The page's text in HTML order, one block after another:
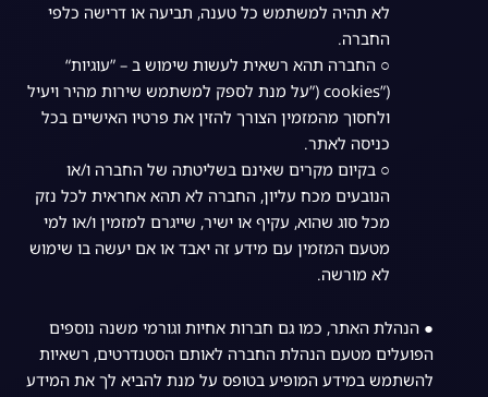
לא תהיה למשתמש כל טענה, תביעה או דרישה כלפי
החברה.
○ החברה תהא רשאית לעשות שימוש ב – ”עוגיות“
(”cookies (”על מנת לספק למשתמש שירות מהיר ויעיל
ולחסוך מהמזמין הצורך להזין את פרטיו האישיים בכל
כניסה לאתר.
○ בקיום מקרים שאינם בשליטתה של החברה ו/או
הנובעים מכח עליון, החברה לא תהא אחראית לכל נזק
מכל סוג שהוא, עקיף או ישיר, שייגרם למזמין ו/או למי
מטעם המזמין עם מידע זה יאבד או אם יעשה בו שימוש
לא מורשה.
● הנהלת האתר, כמו גם חברות אחיות וגורמי משנה נוספים
הפועלים מטעם הנהלת החברה לאותם הסטנדרטים, רשאיות
להשתמש במידע המופיע בטופס על מנת להביא לך את המידע